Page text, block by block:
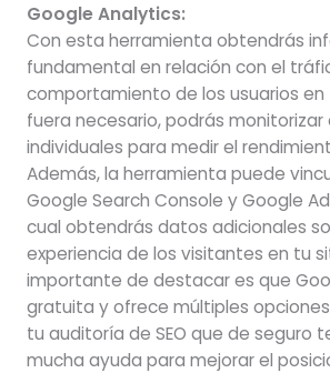
Google Analytics:
Con esta herramienta obtendrás
fundamental en relación con el
comportamiento de los usuarios en
fuera necesario, podrás
individuales para medir el
Además, la herramienta puede
Google Search Console y Google
cual obtendrás datos adicionales
experiencia de los visitantes en tu
importante de destacar es que
gratuita y ofrece múltiples
tu auditoría de SEO que de seguro
mucha ayuda para mejorar el